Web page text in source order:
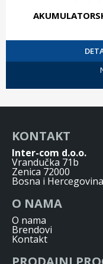
KONTAKT
Inter-com d.o.o.
Vrandučka 71b
Zenica 72000
Bosna i Hercegovina
O NAMA
O nama
Brendovi
Kontakt